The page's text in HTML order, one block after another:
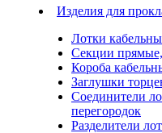
Изделия для
Лотки
Секции
Короба
Заглушки
Соединители
перегородок
Разделители